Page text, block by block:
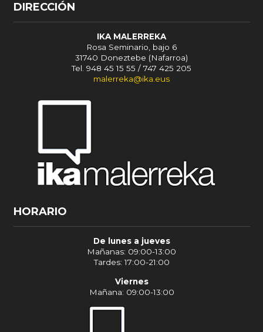
DIRECCIÓN
IKA MALERREKA
Rosa Seminario, bajo 6
31740 Doneztebe (Nafarroa)
Tel. 948 45 15 55 / 747 425 205
malerreka@ika.eus
HORARIO
De lunes a jueves
Mañanas: 09:00-13:00
Tardes: 17:00-21:00
Viernes
Mañana: 09:00-13:00